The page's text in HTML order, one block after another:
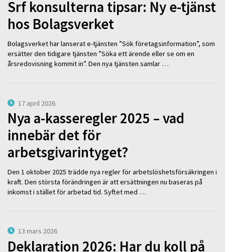
Srf konsulterna tipsar: Ny e-tjänst
hos Bolagsverket
Bolagsverket har lanserat e-tjänsten ”Sök företagsinformation”, som
ersätter den tidigare tjänsten ”Söka ett ärende eller se om en
årsredovisning kommit in”. Den nya tjänsten samlar …
17 april 2026
Nya a-kasseregler 2025 – vad
innebär det för
arbetsgivarintyget?
Den 1 oktober 2025 trädde nya regler för arbetslöshetsförsäkringen i
kraft. Den största förändringen är att ersättningen nu baseras på
inkomst i stället för arbetad tid. Syftet med …
13 mars 2026
Deklaration 2026: Har du koll på